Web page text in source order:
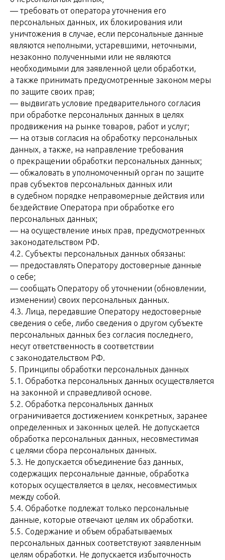
— требовать от оператора уточнения его
персональных данных, их блокирования или
уничтожения в случае, если персональные данные
являются неполными, устаревшими, неточными,
незаконно полученными или не являются
необходимыми для заявленной цели обработки,
а также принимать предусмотренные законом меры
по защите своих прав;
— выдвигать условие предварительного согласия
при обработке персональных данных в целях
продвижения на рынке товаров, работ и услуг;
— на отзыв согласия на обработку персональных
данных, а также, на направление требования
о прекращении обработки персональных данных;
— обжаловать в уполномоченный орган по защите
прав субъектов персональных данных или
в судебном порядке неправомерные действия или
бездействие Оператора при обработке его
персональных данных;
— на осуществление иных прав, предусмотренных
законодательством РФ.
4.2. Субъекты персональных данных обязаны:
— предоставлять Оператору достоверные данные
о себе;
— сообщать Оператору об уточнении (обновлении,
изменении) своих персональных данных.
4.3. Лица, передавшие Оператору недостоверные
сведения о себе, либо сведения о другом субъекте
персональных данных без согласия последнего,
несут ответственность в соответствии
с законодательством РФ.
5. Принципы обработки персональных данных
5.1. Обработка персональных данных осуществляется
на законной и справедливой основе.
5.2. Обработка персональных данных
ограничивается достижением конкретных, заранее
определенных и законных целей. Не допускается
обработка персональных данных, несовместимая
с целями сбора персональных данных.
5.3. Не допускается объединение баз данных,
содержащих персональные данные, обработка
которых осуществляется в целях, несовместимых
между собой.
5.4. Обработке подлежат только персональные
данные, которые отвечают целям их обработки.
5.5. Содержание и объем обрабатываемых
персональных данных соответствуют заявленным
целям обработки. Не допускается избыточность